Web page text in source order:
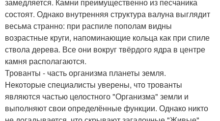
замедляется. Камни преимущественно из песчаника
состоят. Однако внутренняя структура валуна выглядит
весьма странно: при распиле пополам видны
возрастные круги, напоминающие кольца как при спиле
ствола дерева. Все они вокруг твёрдого ядра в центре
камня располагаются.
Трованты - часть организма планеты земля.
Некоторые специалисты уверены, что трованты
являются частью целостного "Организма" земли и
выполняют свои определённые функции. Однако никто